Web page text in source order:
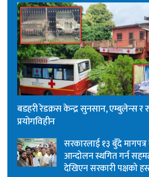
बडहरी रेडक्रस केन्द्र सुनसान, एम्बुलेन्स
प्रयोगविहीन
सरकारलाई १३ बुँदे
आन्दोलन स्थगित गर्न
देखिएन सरकारी पक्षको